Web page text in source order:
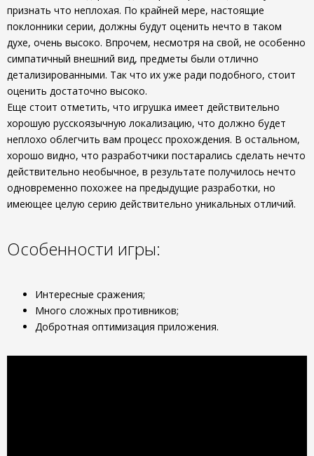
признать что неплохая. По крайней мере, настоящие
поклонники серии, должны будут оценить нечто в таком
духе, очень высоко. Впрочем, несмотря на свой, не особенно
симпатичный внешний вид, предметы были отлично
детализированными. Так что их уже ради подобного, стоит
оценить достаточно высоко.
Еще стоит отметить, что игрушка имеет действительно
хорошую русскоязычную локализацию, что должно будет
неплохо облегчить вам процесс прохождения. В остальном,
хорошо видно, что разработчики постарались сделать нечто
действительно необычное, в результате получилось нечто
одновременно похожее на предыдущие разработки, но
имеющее целую серию действительно уникальных отличий.
Особенности игры:
Интересные сражения;
Много сложных противников;
Добротная оптимизация приложения.